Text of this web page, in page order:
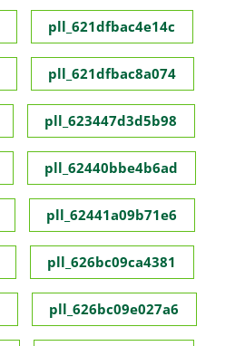
pll_621dfbac4e14c
pll_621dfbac8a074
pll_623447d3d5b98
pll_62440bbe4b6ad
pll_62441a09b71e6
pll_626bc09ca4381
pll_626bc09e027a6